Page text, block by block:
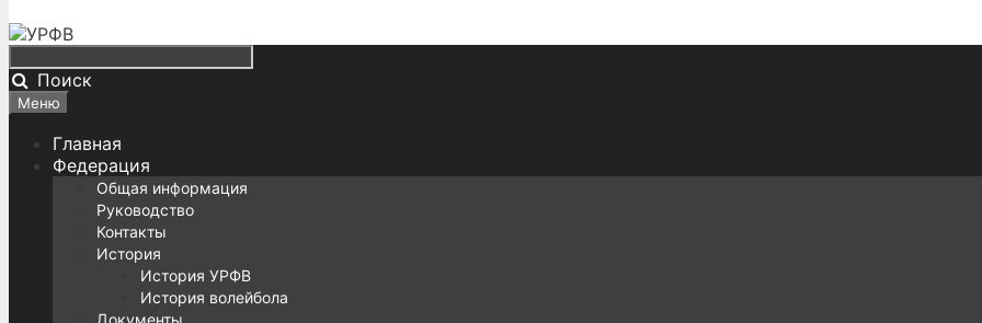
Поиск
Меню
Главная
Федерация
Общая информация
Руководство
Контакты
История
История УРФВ
История волейбола
Документы